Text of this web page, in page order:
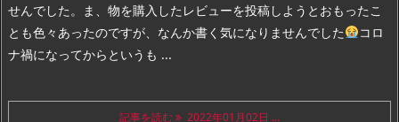
せんでした。
ま、物を購入したレビューを投稿しようとおもったこ
とも色々あったのですが、なんか書く気になりませんでした
コロ
ナ禍になってからというも ...
記事を読む 2022年01月02日 ...